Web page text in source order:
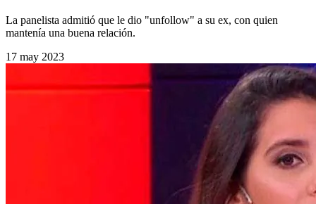
La panelista admitió que le dio "unfollow" a su ex, con quien
mantenía una buena relación.
17 may 2023